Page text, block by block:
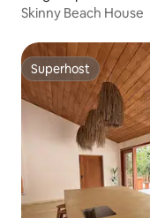
Skinny Beach House
Superhost
Superhost